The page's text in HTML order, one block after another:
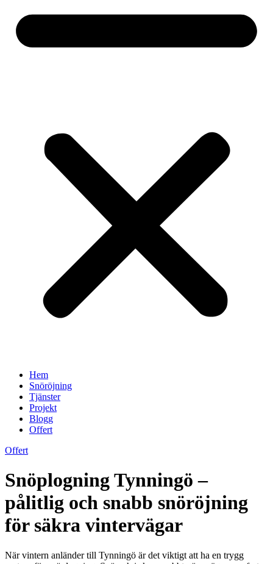
Hem
Snöröjning
Tjänster
Projekt
Blogg
Offert
Offert
Snöplogning Tynningö –
pålitlig och snabb snöröjning
för säkra vintervägar
När vintern anländer till Tynningö är det viktigt att ha en trygg